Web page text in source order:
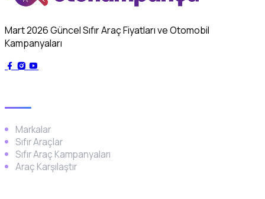
Mart 2026 Güncel Sıfır Araç Fiyatları ve Otomobil
Kampanyaları
Markalar
Sıfır Araçlar
Sıfır Araç Kampanyaları
Araç Karşılaştır